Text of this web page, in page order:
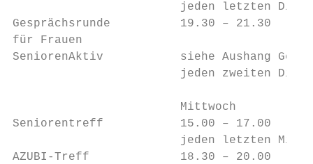
jeden letzten
Gesprächsrunde          19.30 – 21.30
für Frauen
SeniorenAktiv           siehe Aushang
jeden zweiten
                        Mittwoch
Seniorentreff           15.00 – 17.00
jeden letzten
AZUBI-Treff             18.30 – 20.00